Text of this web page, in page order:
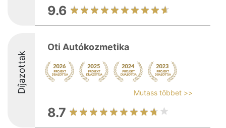
9.6
Díjazottak
Oti Autókozmetika
Mutass többet >>
8.7